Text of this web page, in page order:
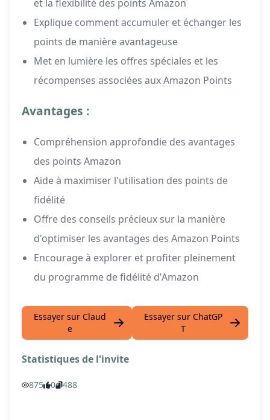
et la flexibilité des points Amazon
Explique comment accumuler et échanger les
points de manière avantageuse
Met en lumière les offres spéciales et les
récompenses associées aux Amazon Points
Avantages :
Compréhension approfondie des avantages
des points Amazon
Aide à maximiser l'utilisation des points de
fidélité
Offre des conseils précieux sur la manière
d'optimiser les avantages des Amazon Points
Encourage à explorer et profiter pleinement
du programme de fidélité d'Amazon
Essayer sur Claud
e
Essayer sur ChatGP
T
Statistiques de l'invite
875 0 488